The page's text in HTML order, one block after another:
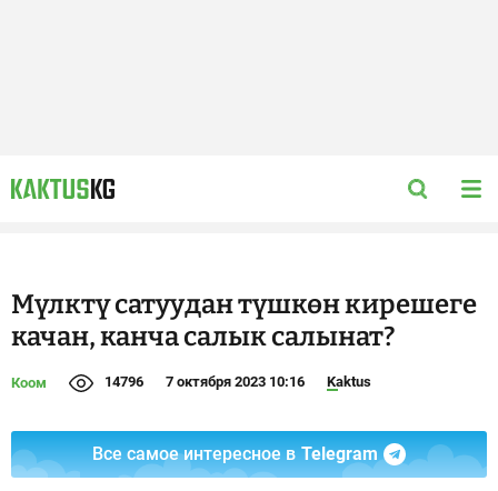
Мүлктү сатуудан түшкөн кирешеге
качан, канча салык салынат?
Коом 14796 7 октября 2023 10:16 Kaktus
Все самое интересное в Telegram